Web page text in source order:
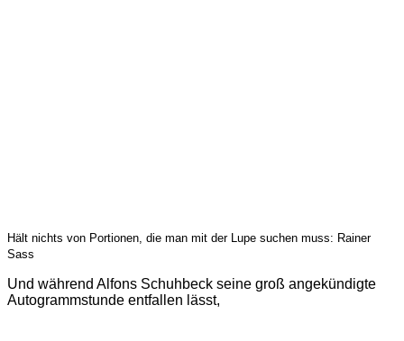
Hält nichts von Portionen, die man mit der Lupe suchen muss: Rainer
Sass
Und während Alfons Schuhbeck seine groß angekündigte
Autogrammstunde entfallen lässt,